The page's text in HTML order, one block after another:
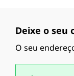
Deixe o seu
O seu